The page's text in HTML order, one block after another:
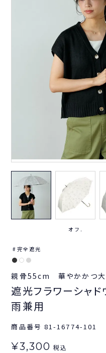
オフ.
完全遮光
親骨55cm 華やかかつ大
遮光フラワーシャ
雨兼用
商品番号 81-16774-101
¥3,300 税込